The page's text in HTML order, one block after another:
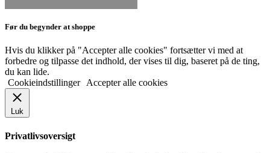
Før du begynder at shoppe
Hvis du klikker på "Accepter alle cookies" fortsætter vi med at
forbedre og tilpasse det indhold, der vises til dig, baseret på de ting,
du kan lide.
Cookieindstillinger
Accepter alle cookies
Luk
Privatlivsoversigt